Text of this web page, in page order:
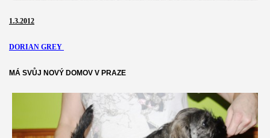
1.3.2012
DORIAN GREY
MÁ SVŮJ NOVÝ DOMOV V PRAZE